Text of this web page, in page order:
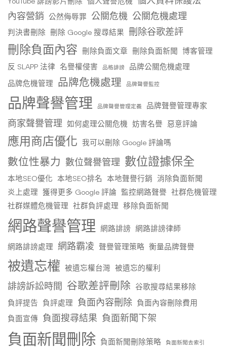
內容營銷 公然侮辱罪 公關危機 公關危機處理
判決書刪除 刪除 Google 搜尋結果 刪除谷歌差評
刪除負面內容 刪除負面文章 刪除負面新聞 博客管理
反 SLAPP 法律 名譽權侵害 品格誹謗
品牌公關危機處理
品牌危機管理 品牌危機處理 品牌聲譽監控
品牌聲譽管理 品牌聲譽管理定義 品牌聲譽管理專家
商家聲譽管理 如何處理公關危機 妨害名譽 惡意評論
應用商店優化 我可以刪除 Google 評論嗎
數位性暴力 數位聲譽管理 數位證據保全
本地SEO優化 本地SEO排名 本地聲譽行銷 消除負面新聞
炎上處理 獲得更多 Google 評論 監控網路聲譽 社群危機管理
社群媒體危機管理 社群負評處理 移除負面新聞
網路聲譽管理 網路誹謗 網路誹謗律師
網路誹謗處理 網路霸凌 聲譽管理策略 衡量品牌聲譽
被遺忘權 被遺忘權台灣 被遺忘的權利
誹謗訴訟時間 谷歌差評刪除 谷歌搜尋結果移除
負評提告 負評處理 負面內容刪除 負面內容刪除費用
負面宣傳 負面搜尋結果 負面新聞下架
負面新聞刪除 負面新聞刪除策略 負面新聞去索引